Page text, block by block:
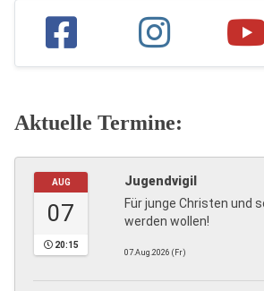
Aktuelle Termine:
AUG
07
20:15
Jugendvigil
Für junge Christen und
werden wollen!
07.Aug.2026 (Fr)